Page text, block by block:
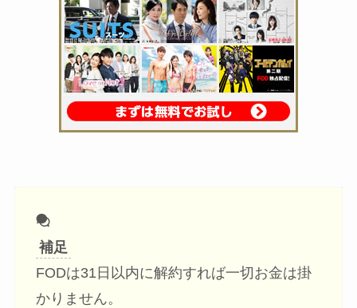
補足
FODは31日以内に解約すれば一切お金は掛
かりません。